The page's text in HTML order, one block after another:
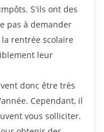
S'ils ont des
pas à demander
rentrée scolaire
leur
donc être très
Cependant, il
vous solliciter.